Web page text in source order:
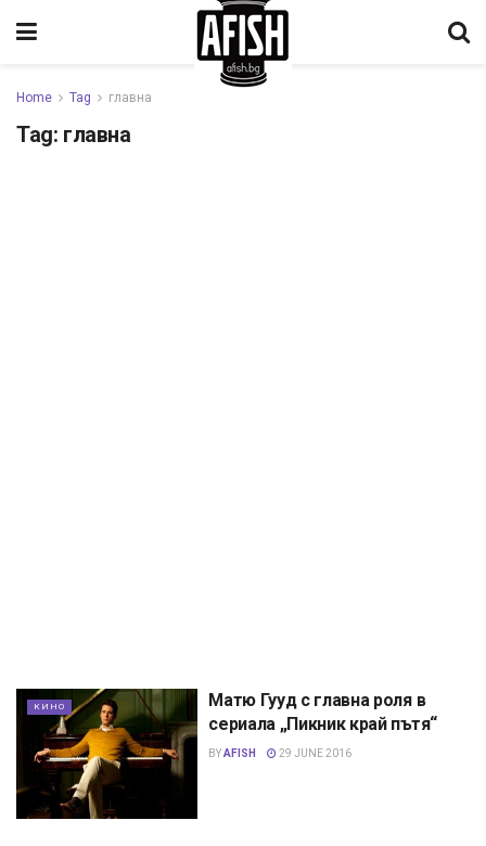
Home Tag главна
Tag: главна
КИНО
Матю Гууд с главна роля в
сериала „Пикник край пътя“
BYAFISH 29 JUNE 2016